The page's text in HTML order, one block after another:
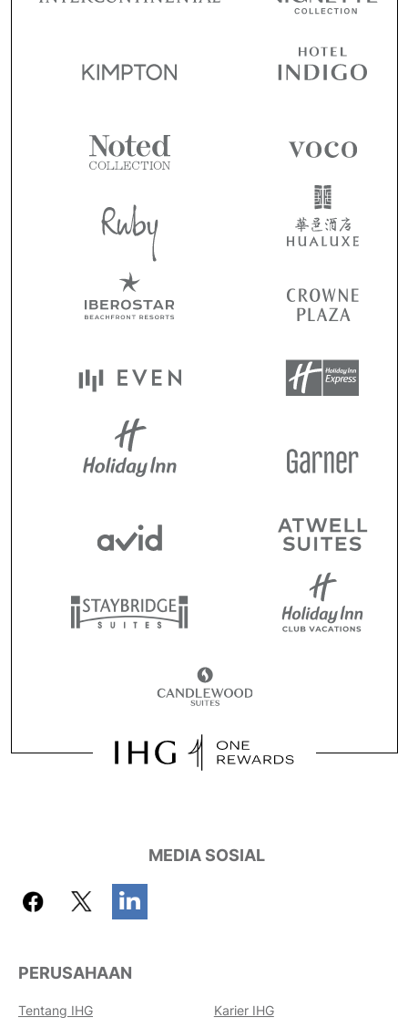
MEDIA SOSIAL
PERUSAHAAN
Tentang IHG
Karier IHG